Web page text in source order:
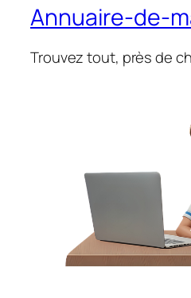
Annuaire-de-
Trouvez tout, près de